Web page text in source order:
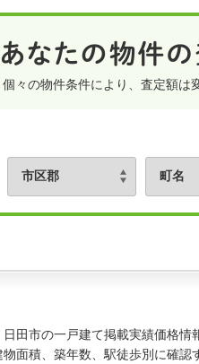
個々の物件条件により、査定額は
田市の一戸建て掲載実績価格情
面積、築年数、駅徒歩別に確認